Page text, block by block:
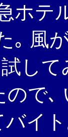
ホテ
｡ 風
して
ので､
バイ